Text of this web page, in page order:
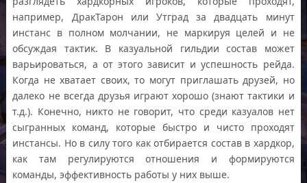
например, ДракТарон или Утград за двадцать минут
инстанс в полном молчании, не маркируя целей и не
обсуждая тактик. В казуальной гильдии состав может
варьироваться, а от этого зависит и успешность рейда.
Когда не хватает своих, то могут приглашать друзей, но
далеко не всегда друзья играют хорошо (знают тактики и
т.д.). Конечно, никто не говорит, что среди казуалов нет
сыгранных команд, которые быстро и чисто проходят
инстансы. Но в силу того как отбирается состав в хардкор,
как там регулируются отношения и формируются
команды, эффективность работы у них выше.